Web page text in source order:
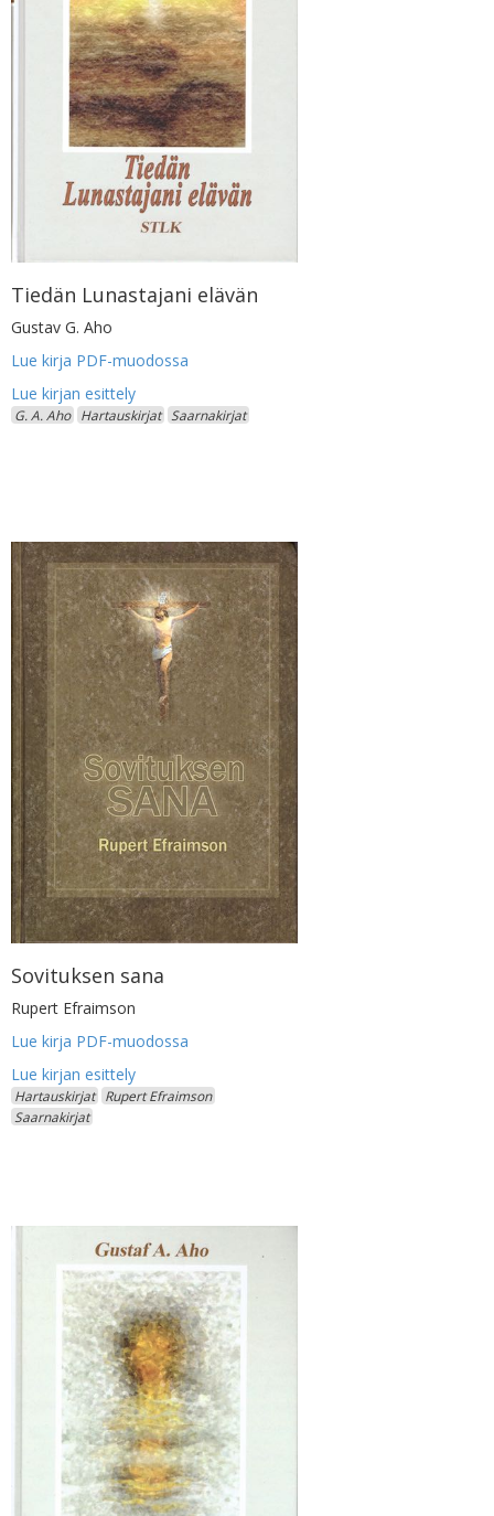
Tiedän Lunastajani elävän
Gustav G. Aho
Lue kirja PDF-muodossa
G. A. Aho Hartauskirjat Saarnakirjat
Sovituksen sana
Rupert Efraimson
Lue kirja PDF-muodossa
Hartauskirjat
Rupert Efraimson
Saarnakirjat